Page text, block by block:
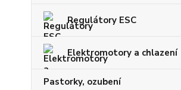
Regulátory ESC
Elektromotory a chlazení
Pastorky, ozubení